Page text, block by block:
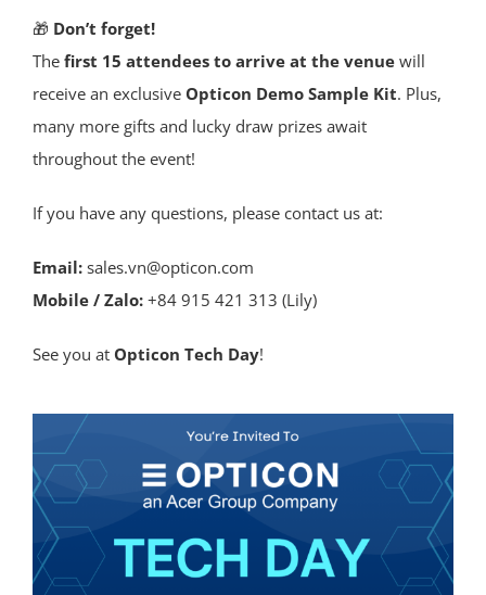
🎁 Don’t forget!
The first 15 attendees to arrive at the venuewill
receive an exclusive Opticon Demo Sample Kit. Plus,
many more gifts and lucky draw prizes await
throughout the event!
If you have any questions, please contact us at:
Email: sales.vn@opticon.com
Mobile / Zalo:+84 915 421 313 (Lily)
See you at Opticon Tech Day!